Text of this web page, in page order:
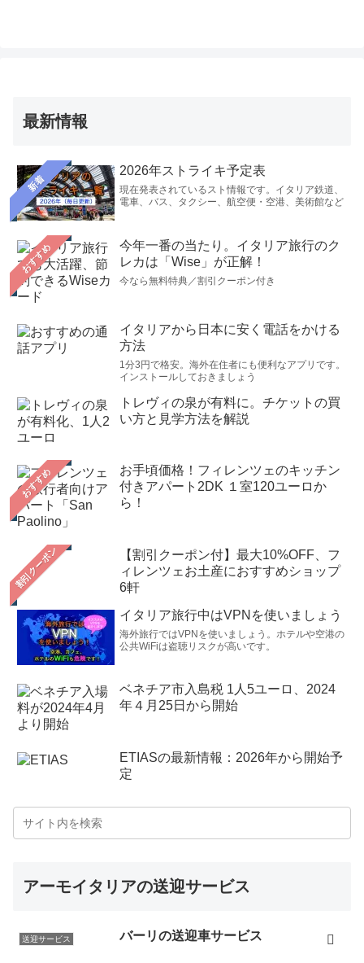
最新情報
新着
2026年ストライキ予定表
現在発表されているスト情報です。イタリア鉄道、
電車、バス、タクシー、航空便・空港、美術館など
おすすめ
今年一番の当たり。イタリア旅行のク
レカは「Wise」が正解！
今なら無料特典／割引クーポン付き
イタリアから日本に安く電話をかける
方法
1分3円で格安。海外在住者にも便利なアプリです。
インストールしておきましょう
トレヴィの泉が有料に。チケットの買
い方と見学方法を解説
おすすめ
お手頃価格！フィレンツェのキッチン
付きアパート2DK １室120ユーロか
ら！
【割引クーポン付】最大10%OFF、フ
ィレンツェお土産におすすめショップ
6軒
イタリア旅行中はVPNを使いましょう
海外旅行ではVPNを使いましょう。ホテルや空港の
公共WiFiは盗聴リスクが高いです。
ベネチア市入島税 1人5ユーロ、2024
年４月25日から開始
ETIASの最新情報：2026年から開始予
定
アーモイタリアの送迎サービス
送迎サービス バーリの送迎車サービス